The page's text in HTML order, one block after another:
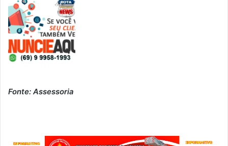
Fonte: Assessoria